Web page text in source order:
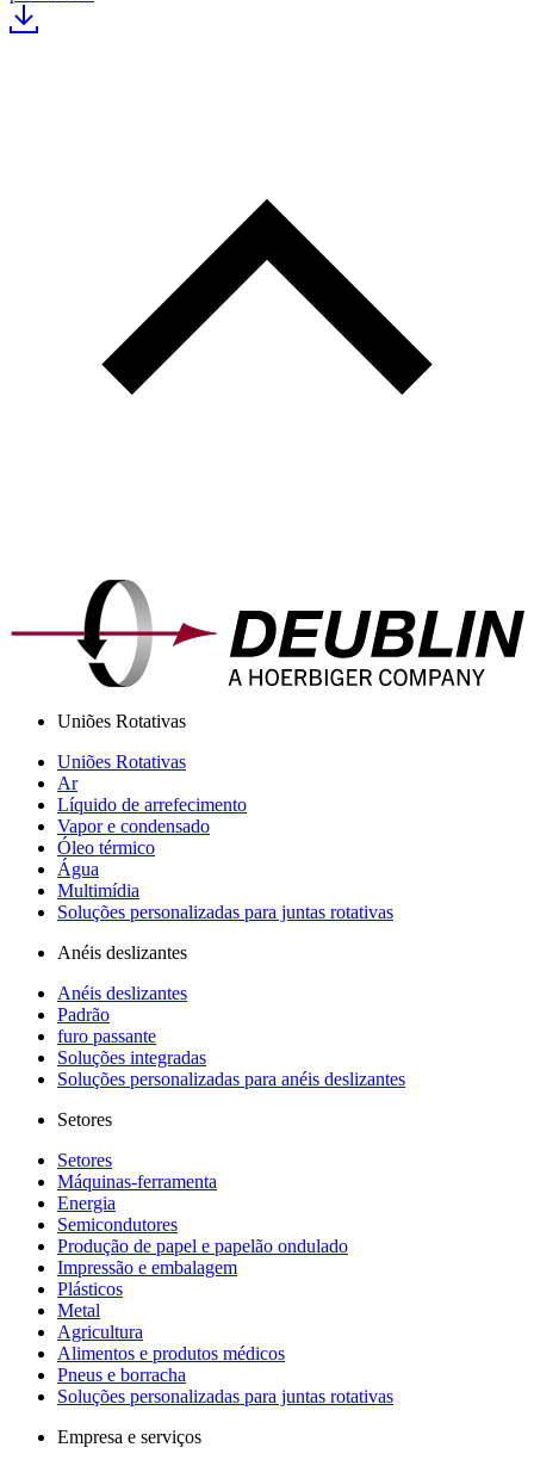
Uniões Rotativas
Uniões Rotativas
Ar
Líquido de arrefecimento
Vapor e condensado
Óleo térmico
Água
Multimídia
Soluções personalizadas para juntas rotativas
Anéis deslizantes
Anéis deslizantes
Padrão
furo passante
Soluções integradas
Soluções personalizadas para anéis deslizantes
Setores
Setores
Máquinas-ferramenta
Energia
Semicondutores
Produção de papel e papelão ondulado
Impressão e embalagem
Plásticos
Metal
Agricultura
Alimentos e produtos médicos
Pneus e borracha
Soluções personalizadas para juntas rotativas
Empresa e serviços